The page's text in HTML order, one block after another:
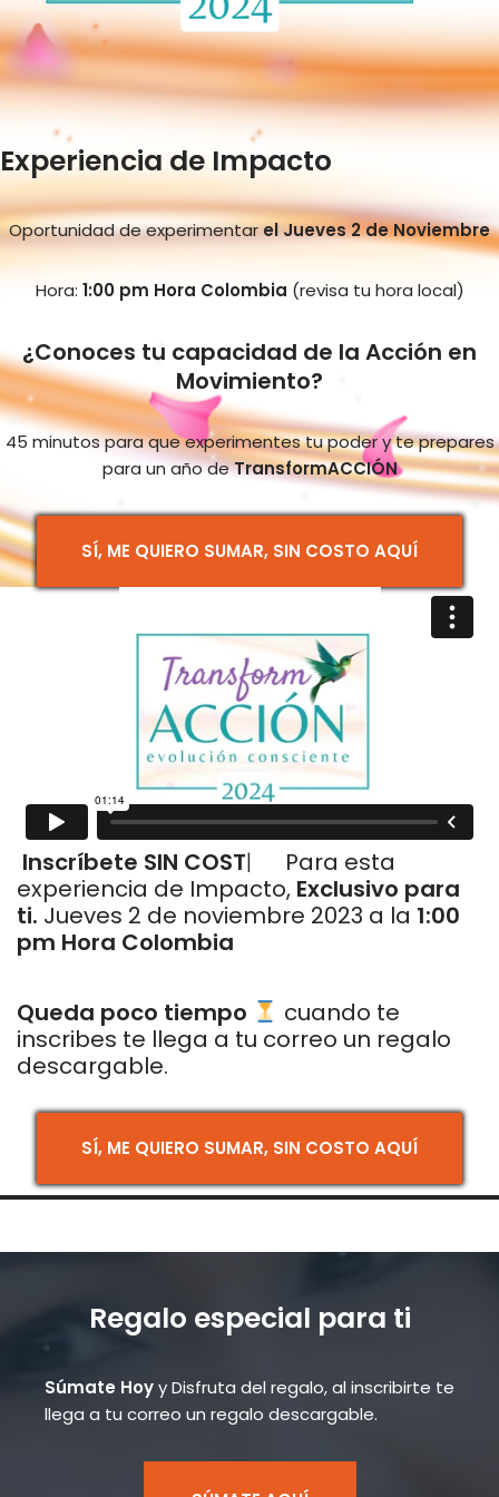
Experiencia de Impacto
Oportunidad de experimentar el Jueves 2 de Noviembre
Hora: 1:00 pm Hora Colombia (revisa tu hora local)
¿Conoces tu capacidad de la Acción en
Movimiento?
45 minutos para que experimentes tu poder y te prepares
para un año deTransformACCIÓN
SÍ, ME QUIERO SUMAR, SIN COSTO AQUÍ
Inscríbete SIN COSTO
Para esta
experiencia de Impacto, Exclusivo para
ti. Jueves 2 de noviembre 2023 a la 1:00
pm Hora Colombia
Queda poco tiempo
cuando te
inscribes te llega a tu correo un regalo
descargable.
SÍ, ME QUIERO SUMAR, SIN COSTO AQUÍ
Regalo especial para ti
Súmate Hoyy Disfruta del regalo, al inscribirte te
llega a tu correo un regalo descargable.